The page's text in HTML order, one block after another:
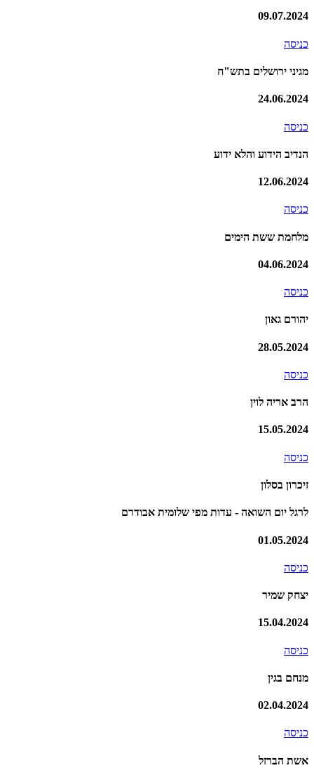
09.07.2024
כניסה
מגיני ירושלים בתש"ח
24.06.2024
כניסה
הנדיב הידוע והלא ידוע
12.06.2024
כניסה
מלחמת ששת הימים
04.06.2024
כניסה
יהורם גאון
28.05.2024
כניסה
הרב אריה לוין
15.05.2024
כניסה
זיכרון בסלון
לרגל יום השואה - עדות מפי שלומית אבודרם
01.05.2024
כניסה
יצחק שמיר
15.04.2024
כניסה
מנחם בגין
02.04.2024
כניסה
אשת הברזל